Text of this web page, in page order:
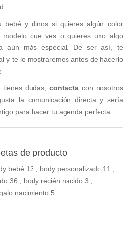
bebé y dinos si quieres algún color
que ves o quieres uno algo
aún más especial. De ser así, te
y te lo mostraremos antes de hacerlo
dudas, contactacon nosotros
la comunicación directa y sería
para hacer tu agenda perfecta
de producto
bebé 13 , body personalizado 11 ,
36 , body recién nacido 3 ,
nacimiento 5